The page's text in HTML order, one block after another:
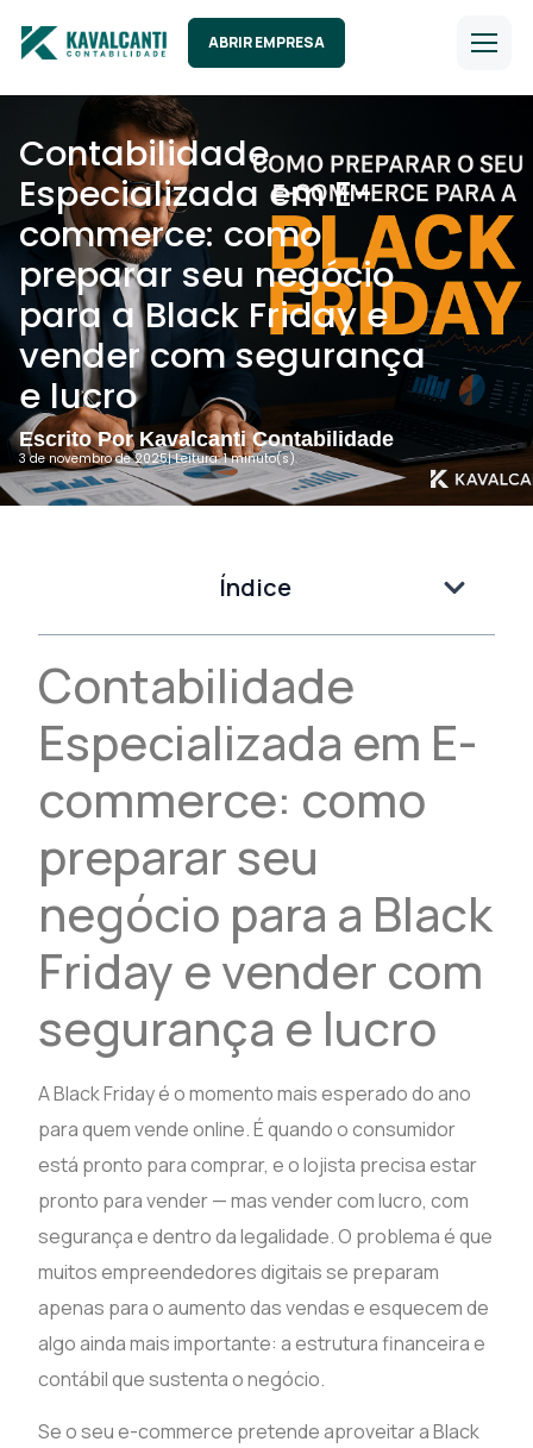
ABRIR EMPRESA
Contabilidade
Especializada em E-
commerce: como
preparar seu negócio
para a Black Friday e
vender com segurança
e lucro
Escrito Por Kavalcanti Contabilidade
3 de novembro de 2025| Leitura: 1 minuto(s).
Índice
Contabilidade
Especializada em E-
commerce: como
preparar seu
negócio para a Black
Friday e vender com
segurança e lucro
A Black Friday é o momento mais esperado do ano
para quem vende online. É quando o consumidor
está pronto para comprar, e o lojista precisa estar
pronto para vender — mas vender com lucro, com
segurança e dentro da legalidade. O problema é que
muitos empreendedores digitais se preparam
apenas para o aumento das vendas e esquecem de
algo ainda mais importante: a estrutura financeira e
contábil que sustenta o negócio.
Se o seu e-commerce pretende aproveitar a Black